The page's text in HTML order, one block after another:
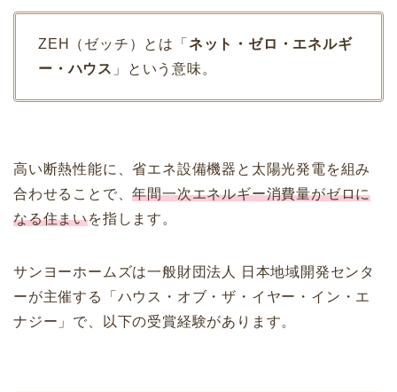
ZEH（ゼッチ）とは「 ネット・ゼロ・エネルギ
ー・ハウス 」という意味。
高い断熱性能に、省エネ設備機器と太陽光発電を組み
合わせることで、年間一次エネルギー消費量がゼロに
なる住まいを指します。
サンヨーホームズは一般財団法人 日本地域開発センタ
ーが主催する「ハウス・オブ・ザ・イヤー・イン・エ
ナジー」で、以下の受賞経験があります。